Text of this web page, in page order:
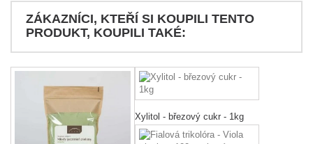
ZÁKAZNÍCI, KTEŘÍ SI KOUPILI TENTO
PRODUKT, KOUPILI TAKÉ:
Xylitol - březový cukr - 1kg